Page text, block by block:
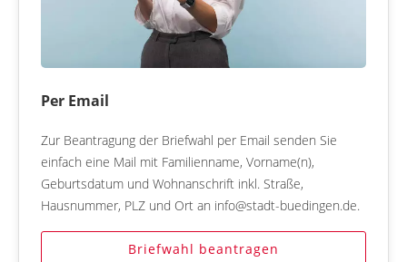
Per Email
Zur Beantragung der Briefwahl per Email senden Sie
einfach eine Mail mit Familienname, Vorname(n),
Geburtsdatum und Wohnanschrift inkl. Straße,
Hausnummer, PLZ und Ort an info@stadt-buedingen.de.
Briefwahl beantragen